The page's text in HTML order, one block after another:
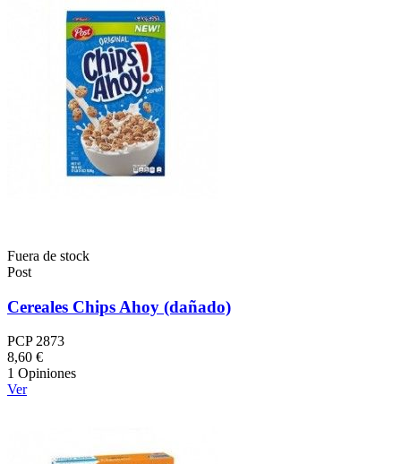
Fuera de stock
Post
Cereales Chips Ahoy (dañado)
PCP 2873
8,60 €
1 Opiniones
Ver